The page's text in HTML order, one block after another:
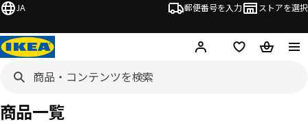
JA 郵便番号を入力 ストアを選択
ログイン・新規入会
欲しいものリスト
カート
商品一覧